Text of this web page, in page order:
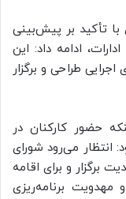
با تأکید بر پیش‌بینی
ادامه داد: این
طراحی و برگزار
حضور کارکنان در
انتظار می‌رود شورای
برگزار و برای اقامه
مهدویت برنامه‌ریزی